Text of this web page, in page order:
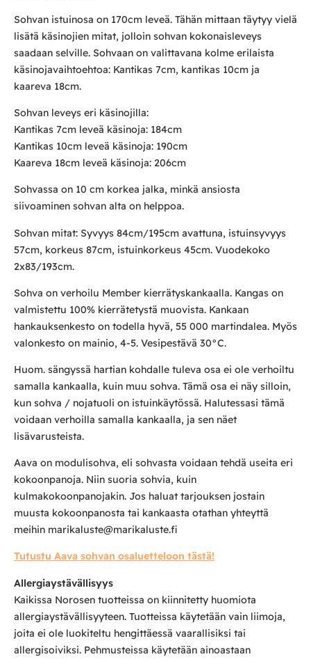
Sohvan istuinosa on 170cm leveä. Tähän mittaan täytyy vielä
lisätä käsinojien mitat, jolloin sohvan kokonaisleveys
saadaan selville. Sohvaan on valittavana kolme erilaista
käsinojavaihtoehtoa: Kantikas 7cm, kantikas 10cm ja
kaareva 18cm.
Sohvan leveys eri käsinojilla:
Kantikas 7cm leveä käsinoja: 184cm
Kantikas 10cm leveä käsinoja: 190cm
Kaareva 18cm leveä käsinoja: 206cm
Sohvassa on 10 cm korkea jalka, minkä ansiosta
siivoaminen sohvan alta on helppoa.
Sohvan mitat: Syvyys 84cm/195cm avattuna, istuinsyvyys
57cm, korkeus 87cm, istuinkorkeus 45cm. Vuodekoko
2x83/193cm.
Sohva on verhoilu Member kierrätyskankaalla. Kangas on
valmistettu 100% kierrätetystä muovista. Kankaan
hankauksenkesto on todella hyvä, 55 000 martindalea. Myös
valonkesto on mainio, 4-5. Vesipestävä 30°C.
Huom. sängyssä hartian kohdalle tuleva osa ei ole verhoiltu
samalla kankaalla, kuin muu sohva. Tämä osa ei näy silloin,
kun sohva / nojatuoli on istuinkäytössä. Halutessasi tämä
voidaan verhoilla samalla kankaalla, ja sen näet
lisävarusteista.
Aava on modulisohva, eli sohvasta voidaan tehdä useita eri
kokoonpanoja. Niin suoria sohvia, kuin
kulmakokoonpanojakin. Jos haluat tarjouksen jostain
muusta kokoonpanosta tai kankaasta otathan yhteyttä
meihin marikaluste@marikaluste.fi
Tutustu Aava sohvan osaluetteloon tästä!
Allergiaystävällisyys
Kaikissa Norosen tuotteissa on kiinnitetty huomiota
allergiaystävällisyyteen. Tuotteissa käytetään vain liimoja,
joita ei ole luokiteltu hengittäessä vaarallisiksi tai
allergisoiviksi. Pehmusteissa käytetään ainoastaan